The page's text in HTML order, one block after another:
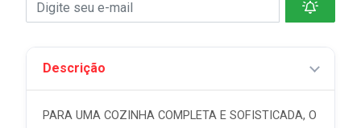
Descrição
PARA UMA COZINHA COMPLETA E SOFISTICADA, O